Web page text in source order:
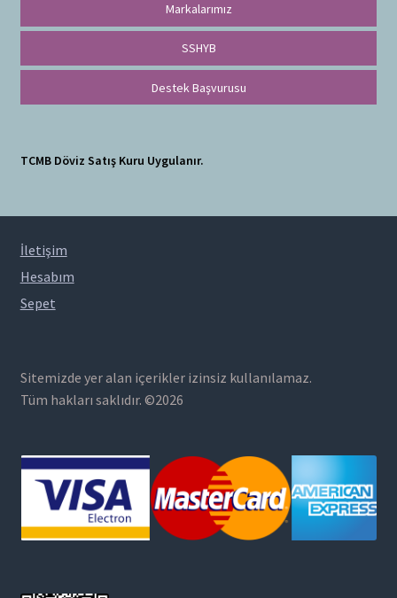
Markalarımız
SSHYB
Destek Başvurusu
TCMB Döviz Satış Kuru Uygulanır.
İletişim
Hesabım
Sepet
Sitemizde yer alan içerikler izinsiz kullanılamaz.
Tüm hakları saklıdır. ©2026